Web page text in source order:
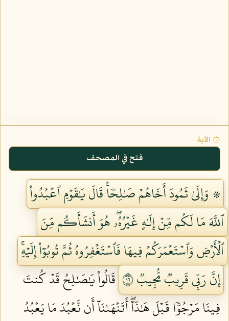
۞ الآية
فتح في المصحف
۞ وَإِلَىٰ ثَمُودَ أَخَاهُمۡ صَٰلِحٗاۚ قَالَ يَٰقَوۡمِ ٱعۡبُدُواْ
ٱللَّهَ مَا لَكُم مِّنۡ إِلَٰهٍ غَيۡرُهُۥۖ هُوَ أَنشَأَكُم مِّنَ
ٱلۡأَرۡضِ وَٱسۡتَعۡمَرَكُمۡ فِيهَا فَٱسۡتَغۡفِرُوهُ ثُمَّ تُوبُوٓاْ إِلَيۡهِۚ
إِنَّ رَبِّي قَرِيبٞ مُّجِيبٞ ٦١
قَالُواْ يَٰصَٰلِحُ قَدۡ كُنتَ
فِينَا مَرۡجُوّٗا قَبۡلَ هَٰذَآۖ أَتَنۡهَىٰنَآ أَن نَّعۡبُدَ مَا يَعۡبُدُ